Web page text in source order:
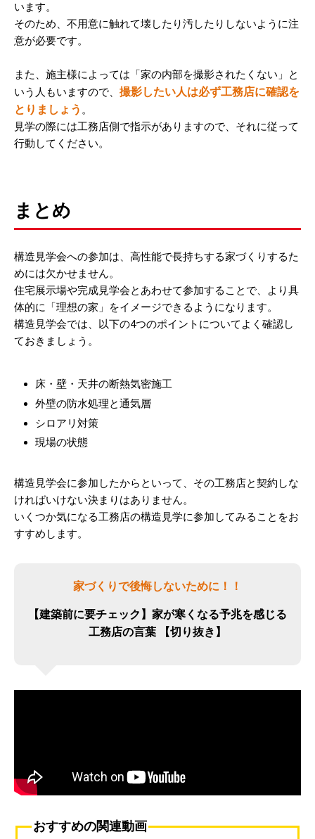
います。
そのため、不用意に触れて壊したり汚したりしないように注
意が必要です。
また、施主様によっては「家の内部を撮影されたくない」と
いう人もいますので、 撮影したい人は必ず工務店に確認を
とりましょう 。
見学の際には工務店側で指示がありますので、それに従って
行動してください。
まとめ
構造見学会への参加は、高性能で長持ちする家づくりするた
めには欠かせません。
住宅展示場や完成見学会とあわせて参加することで、より具
体的に「理想の家」をイメージできるようになります。
構造見学会では、以下の4つのポイントについてよく確認し
ておきましょう。
床・壁・天井の断熱気密施工
外壁の防水処理と通気層
シロアリ対策
現場の状態
構造見学会に参加したからといって、その工務店と契約しな
ければいけない決まりはありません。
いくつか気になる工務店の構造見学に参加してみることをお
すすめします。
家づくりで後悔しないために！！
【建築前に要チェック】家が寒くなる予兆を感じる
工務店の言葉 【切り抜き】
おすすめの関連動画